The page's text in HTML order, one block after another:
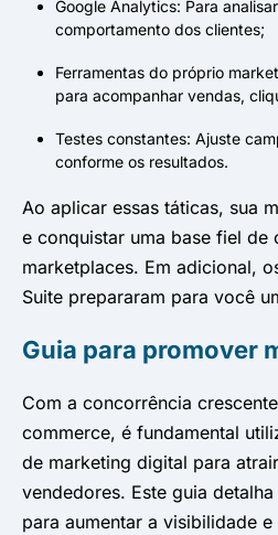
Google Analytics: Para
comportamento dos clientes;
Ferramentas do próprio
para acompanhar vendas,
Testes constantes: Ajuste
conforme os resultados.
Ao aplicar essas táticas, sua
e conquistar uma base fiel de
marketplaces. Em adicional,
Suite prepararam para você
Guia para promover
Com a concorrência
commerce, é fundamental
de marketing digital para
vendedores. Este guia
para aumentar a visibilidade